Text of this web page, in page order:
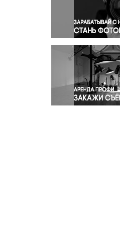
Правосудие
Религия
Светская
Спорт
Экология
Экономика